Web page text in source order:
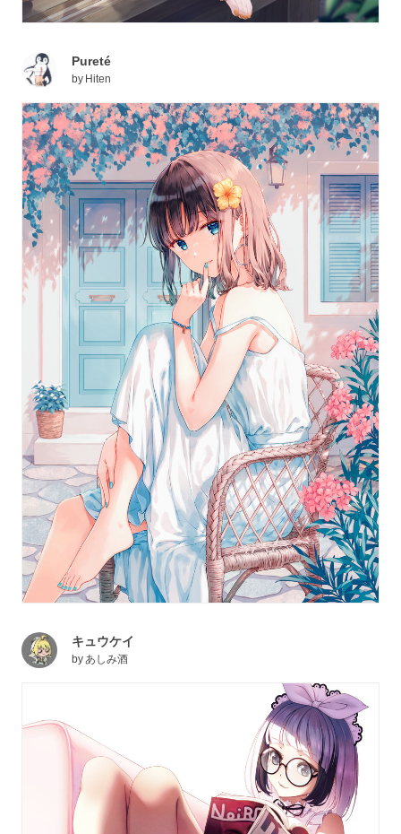
Pureté
by Hiten
キュウケイ
by あしみ酒